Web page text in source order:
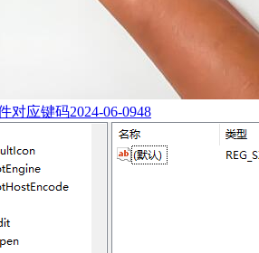
对应键码2024-06-0948